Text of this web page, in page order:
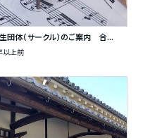
団体（サークル）のご案内 合...
以上前